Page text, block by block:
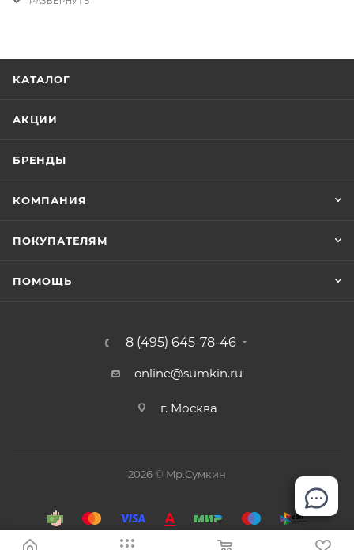
клапаном на кнопке. На задней стороне – карман на
КАТАЛОГ
АКЦИИ
БРЕНДЫ
КОМПАНИЯ
ПОКУПАТЕЛЯМ
ПОМОЩЬ
8 (495) 645-78-46
online@sumkin.ru
г. Москва
2026 © Mр.Сумкин